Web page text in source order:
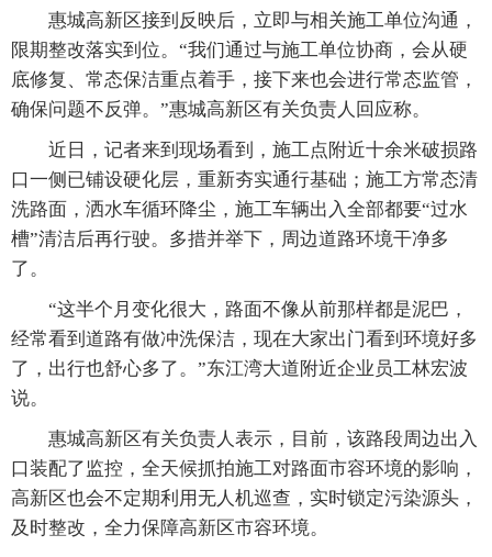
惠城高新区接到反映后，立即与相关施工单位沟通，
限期整改落实到位。“我们通过与施工单位协商，会从硬
底修复、常态保洁重点着手，接下来也会进行常态监管，
确保问题不反弹。”惠城高新区有关负责人回应称。
近日，记者来到现场看到，施工点附近十余米破损路
口一侧已铺设硬化层，重新夯实通行基础；施工方常态清
洗路面，洒水车循环降尘，施工车辆出入全部都要“过水
槽”清洁后再行驶。多措并举下，周边道路环境干净多
了。
“这半个月变化很大，路面不像从前那样都是泥巴，
经常看到道路有做冲洗保洁，现在大家出门看到环境好多
了，出行也舒心多了。”东江湾大道附近企业员工林宏波
说。
惠城高新区有关负责人表示，目前，该路段周边出入
口装配了监控，全天候抓拍施工对路面市容环境的影响，
高新区也会不定期利用无人机巡查，实时锁定污染源头，
及时整改，全力保障高新区市容环境。